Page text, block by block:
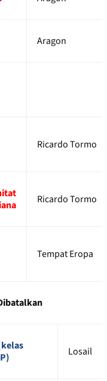
Aragon
Ricardo Tormo
Ricardo Tormo
Tempat Eropa
Losail